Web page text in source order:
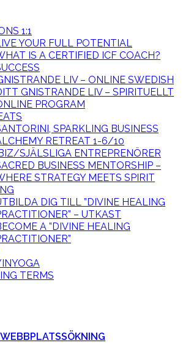
1:1
YOUR FULL POTENTIAL
IS A CERTIFIED ICF COACH?
LIV – ONLINE SWEDISH
GNISTRANDE LIV – SPIRITUELLT
PROGRAM
SPARKLING BUSINESS
RETREAT 1-6/10
SJÄLSLIGA ENTREPRENÖRER
BUSINESS MENTORSHIP –
STRATEGY MEETS SPIRIT
DIG TILL ”DIVINE HEALING
– UTKAST
A ”DIVINE HEALING
TERMS